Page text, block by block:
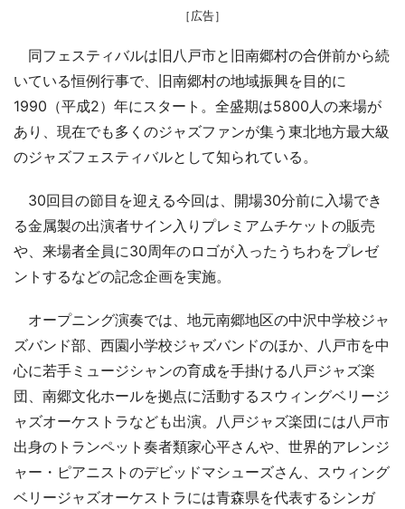
［広告］
同フェスティバルは旧八戸市と旧南郷村の合併前から続
いている恒例行事で、旧南郷村の地域振興を目的に
1990（平成2）年にスタート。全盛期は5800人の来場が
あり、現在でも多くのジャズファンが集う東北地方最大級
のジャズフェスティバルとして知られている。
30回目の節目を迎える今回は、開場30分前に入場でき
る金属製の出演者サイン入りプレミアムチケットの販売
や、来場者全員に30周年のロゴが入ったうちわをプレゼ
ントするなどの記念企画を実施。
オープニング演奏では、地元南郷地区の中沢中学校ジャ
ズバンド部、西園小学校ジャズバンドのほか、八戸市を中
心に若手ミュージシャンの育成を手掛ける八戸ジャズ楽
団、南郷文化ホールを拠点に活動するスウィングベリージ
ャズオーケストラなども出演。八戸ジャズ楽団には八戸市
出身のトランペット奏者類家心平さんや、世界的アレンジ
ャー・ピアニストのデビッドマシューズさん、スウィング
ベリージャズオーケストラには青森県を代表するシンガ